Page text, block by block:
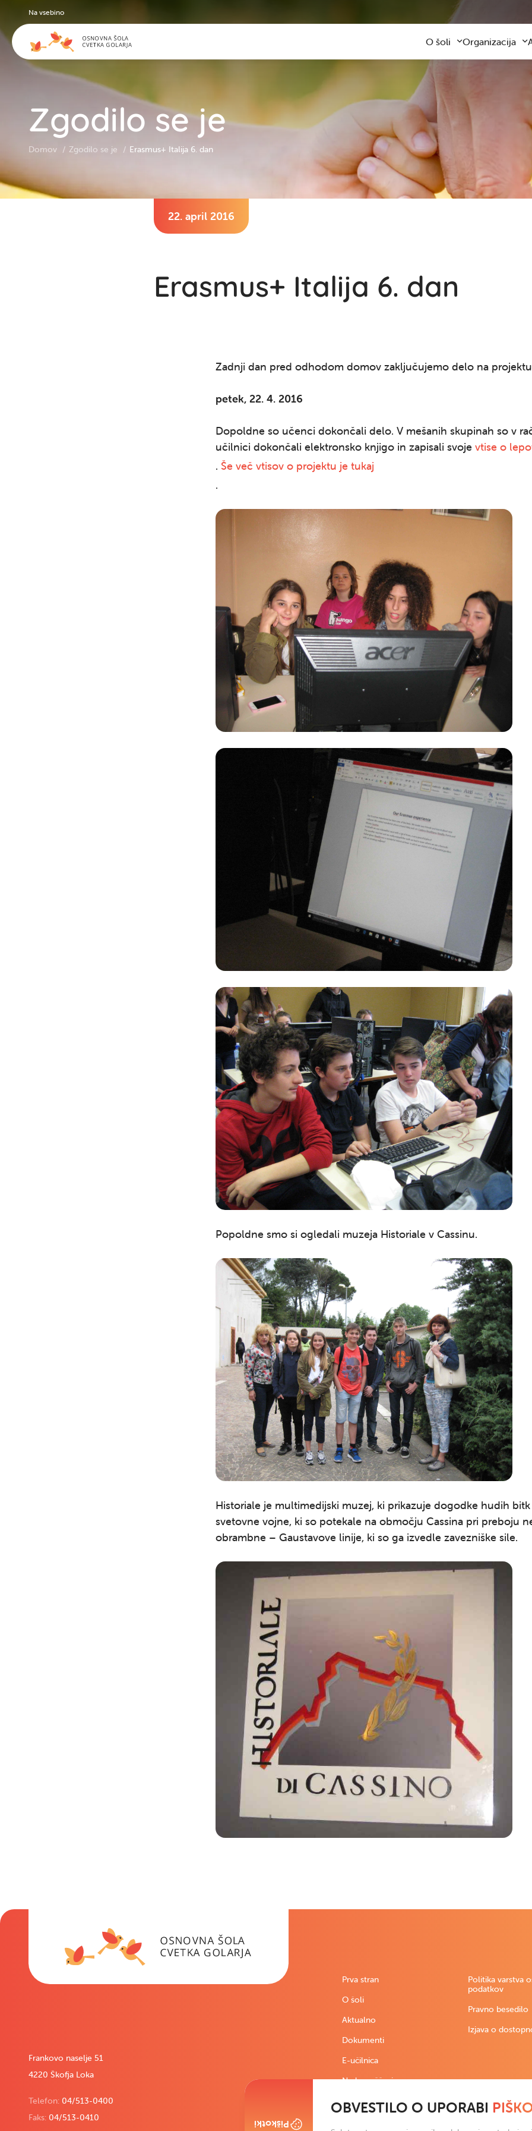
Zgodilo se je
Domov Zgodilo se je Erasmus+ Italija 6. dan
22. april 2016
Erasmus+ Italija 6. dan
Zadnji dan pred odhodom domov zaključujemo delo na
petek, 22. 4. 2016
Dopoldne so učenci dokončali delo. V mešanih skupinah so v
učilnici dokončali elektronsko knjigo in zapisali svoje vtise o
. Še več vtisov o projektu je tukaj
.
Popoldne smo si ogledali muzeja Historiale v Cassinu.
Historiale je multimedijski muzej, ki prikazuje dogodke hudih bitk
svetovne vojne, ki so potekale na območju Cassina pri preboju
obrambne – Gaustavove linije, ki so ga izvedle zavezniške sile.
Frankovo naselje 51
4220 Škofja Loka
Telefon: 04/513-0400
Faks: 04/513-0410
Prva stran
O šoli
Aktualno
Dokumenti
E-učilnica
Nadomeščanja
Politika varstva
podatkov
Pravno besedilo
Izjava o
Piškotki
OBVESTILO O UPORABI
Na vsebino
O šoli
Predstavitev šole
Kontaktni podatki
Zaposleni
Organizacija dela
Varna šolska pot
Knjižnica
Katalog informacij javnega
Koristne informacije
Oddaja prostorov
Zobna ambulanta
Tekmovanja
Organizacija
Sodelovanje s starši
Šolski prevozi
Šolski sklad